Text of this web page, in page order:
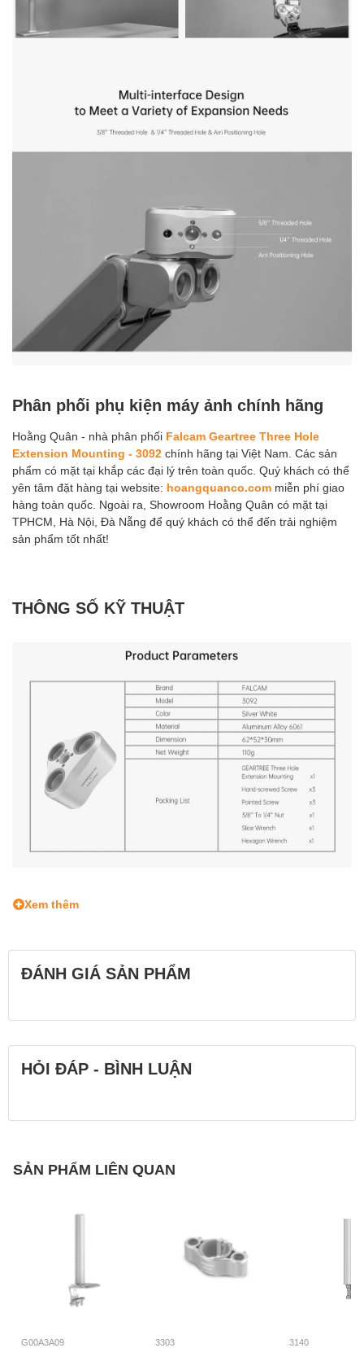
Phân phối phụ kiện máy ảnh chính hãng
Hoằng Quân - nhà phân phối Falcam Geartree Three Hole
Extension Mounting - 3092 chính hãng tại Việt Nam. Các sản
phẩm có mặt tại khắp các đại lý trên toàn quốc. Quý khách có thể
yên tâm đặt hàng tại website: hoangquanco.com miễn phí giao
hàng toàn quốc. Ngoài ra, Showroom Hoằng Quân có mặt tại
TPHCM, Hà Nội, Đà Nẵng để quý khách có thể đến trải nghiệm
sản phẩm tốt nhất!
THÔNG SỐ KỸ THUẬT
Xem thêm
ĐÁNH GIÁ SẢN PHẨM
HỎI ĐÁP - BÌNH LUẬN
SẢN PHẨM LIÊN QUAN
G00A3A09 3303 3140